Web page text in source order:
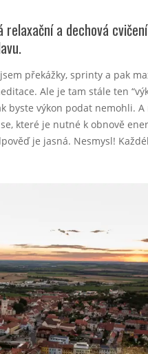
a dechová
překážky, sprinty a pak
Ale je tam stále ten
byste výkon podat nemohli. A
které je nutné k obnově
je jasná. Nesmysl!